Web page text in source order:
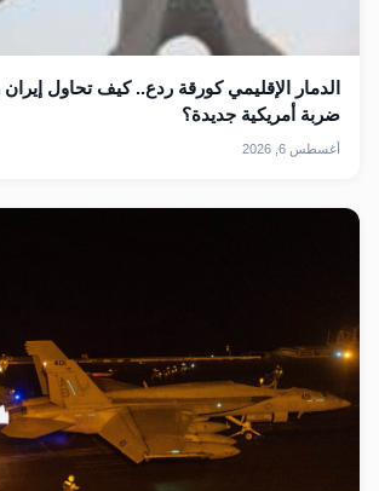
الدمار الإقليمي كورقة ردع.. كيف تحاول
ضربة أمريكية جديدة؟
أغسطس 6, 2026